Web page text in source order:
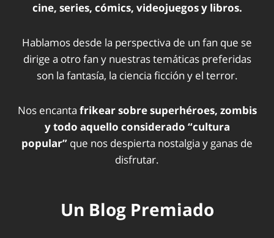
cine, series, cómics, videojuegos y libros.
Hablamos desde la perspectiva de un fan que se
dirige a otro fan y nuestras temáticas preferidas
son la fantasía, la ciencia ficción y el terror.
Nos encanta frikear sobre superhéroes, zombis
y todo aquello considerado “cultura
popular” que nos despierta nostalgia y ganas de
disfrutar.
Un Blog Premiado